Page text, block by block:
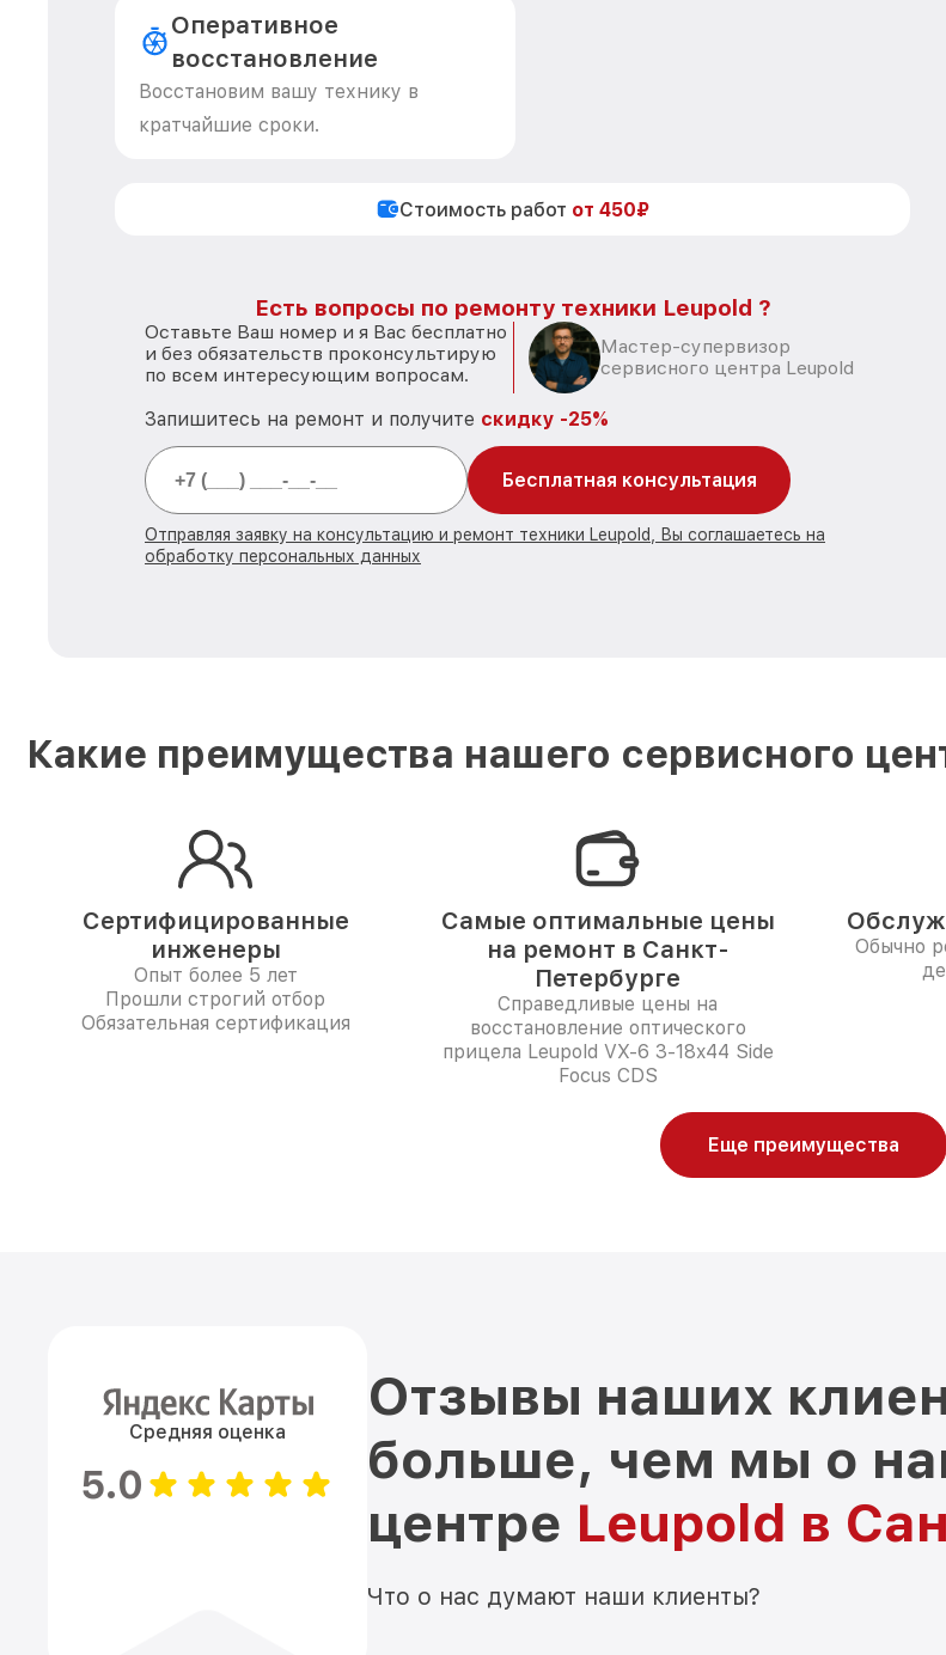
Оперативное
восстановление
Восстановим вашу технику в
кратчайшие сроки.
Стоимость работ от 450₽
Есть вопросы по ремонту техники Leupold ?
Оставьте Ваш номер и я Вас бесплатно
и без обязательств проконсультирую
по всем интересующим вопросам.
Мастер-супервизор
сервисного центра Leupold
Запишитесь на ремонт и получите скидку -25%
Бесплатная консультация
Отправляя заявку на консультацию и ремонт техники Leupold, Вы соглашаетесь на
обработку персональных данных
Какие преимущества нашего сервисного
Сертифицированные
инженеры
Опыт более 5 лет
Прошли строгий отбор
Обязательная сертификация
Самые оптимальные цены
на ремонт в Санкт-
Петербурге
Справедливые цены на
восстановление оптического
прицела Leupold VX-6 3-18x44 Side
Focus CDS
Обычно
Еще преимущества
Средняя оценка
5.0
Отзывы наших
больше, чем мы о
центре Leupold в
Что о нас думают наши клиенты?